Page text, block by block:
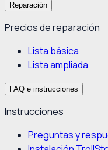
Reparación
Precios de reparación
Lista básica
Lista ampliada
FAQ e instrucciones
Instrucciones
Preguntas y